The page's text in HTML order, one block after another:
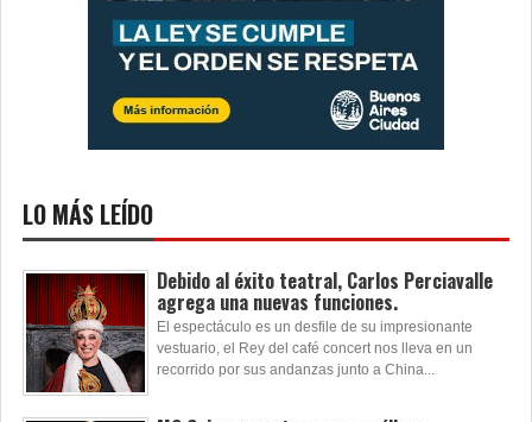
LO MÁS LEÍDO
Debido al éxito teatral, Carlos Perciavalle
agrega una nuevas funciones.
El espectáculo es un desfile de su impresionante
vestuario, el Rey del café concert nos lleva en un
recorrido por sus andanzas junto a China...